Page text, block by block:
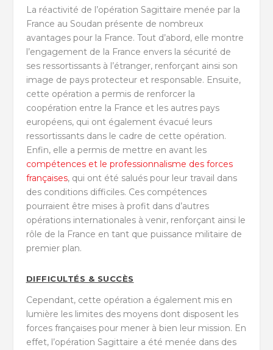
La réactivité de l’opération Sagittaire menée par la
France au Soudan présente de nombreux
avantages pour la France. Tout d’abord, elle montre
l’engagement de la France envers la sécurité de
ses ressortissants à l’étranger, renforçant ainsi son
image de pays protecteur et responsable. Ensuite,
cette opération a permis de renforcer la
coopération entre la France et les autres pays
européens, qui ont également évacué leurs
ressortissants dans le cadre de cette opération.
Enfin, elle a permis de mettre en avant les
compétences et le professionnalisme des forces
françaises, qui ont été salués pour leur travail dans
des conditions difficiles. Ces compétences
pourraient être mises à profit dans d’autres
opérations internationales à venir, renforçant ainsi le
rôle de la France en tant que puissance militaire de
premier plan.
DIFFICULTÉS & SUCCÈS
Cependant, cette opération a également mis en
lumière les limites des moyens dont disposent les
forces françaises pour mener à bien leur mission. En
effet, l’opération Sagittaire a été menée dans des